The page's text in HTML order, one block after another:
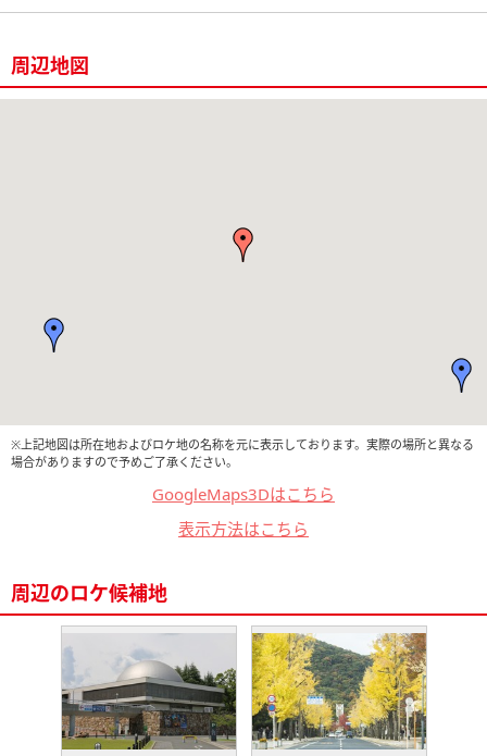
周辺地図
※上記地図は所在地およびロケ地の名称を元に表示しております。実際の場所と異なる
場合がありますので予めご了承ください。
GoogleMaps3Dはこちら
表示方法はこちら
周辺のロケ候補地